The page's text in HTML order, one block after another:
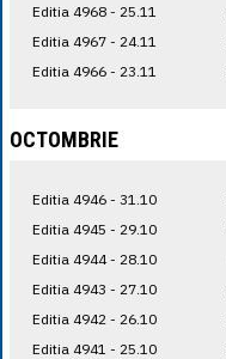
Editia 4968 - 25.11
Editia 4967 - 24.11
Editia 4966 - 23.11
OCTOMBRIE
Editia 4946 - 31.10
Editia 4945 - 29.10
Editia 4944 - 28.10
Editia 4943 - 27.10
Editia 4942 - 26.10
Editia 4941 - 25.10